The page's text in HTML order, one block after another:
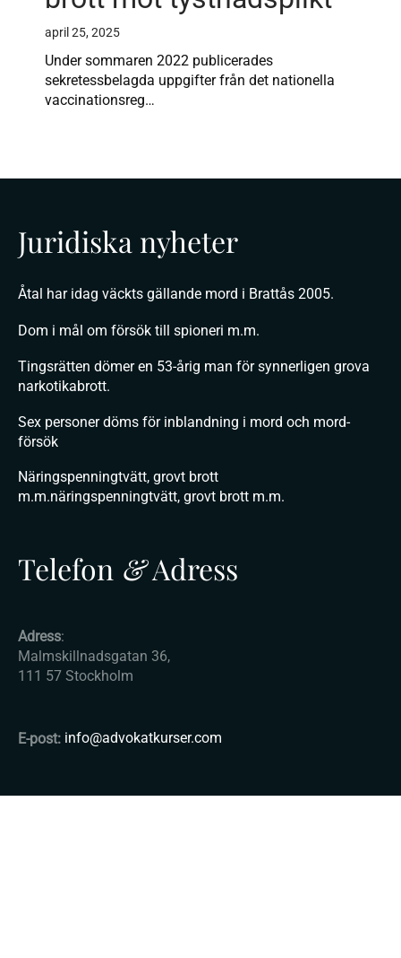
april 25, 2025
Under sommaren 2022 publicerades
sekretessbelagda uppgifter från det nationella
vaccinationsreg…
Juridiska nyheter
Åtal har idag väckts gällande mord i Brattås 2005.
Dom i mål om försök till spioneri m.m.
Tingsrätten dömer en 53-årig man för synnerligen grova
narkotikabrott.
Sex personer döms för inblandning i mord och mord-
försök
Näringspenningtvätt, grovt brott
m.m.näringspenningtvätt, grovt brott m.m.
Telefon &Adress
Adress:
Malmskillnadsgatan 36,
111 57 Stockholm
E-post: info@advokatkurser.com